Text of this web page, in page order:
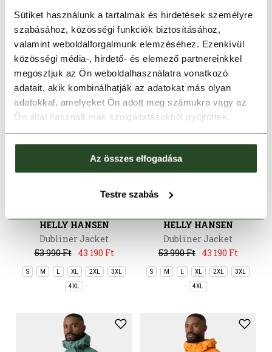
Sütiket használunk a tartalmak és hirdetések személyre
szabásához, közösségi funkciók biztosításához,
valamint weboldalforgalmunk elemzéséhez. Ezenkívül
közösségi média-, hirdető- és elemező partnereinkkel
megosztjuk az Ön weboldalhasználatra vonatkozó
adatait, akik kombinálhatják az adatokat más olyan
adatokkal, amelyeket Ön adott meg számukra vagy az
Ön által használt más szolgáltatásokból gyűjtöttek.
Az összes elfogadása
Testre szabás
M XL XXL S
HELLY HANSEN
Dubliner Jacket
53 990 Ft
43 190 Ft
S M XL 2XL 3XL
4XL
-20%
HELLY HANSEN
Dubliner Jacket
53 990 Ft
43 190 Ft
S M XL 2XL 3XL
4XL